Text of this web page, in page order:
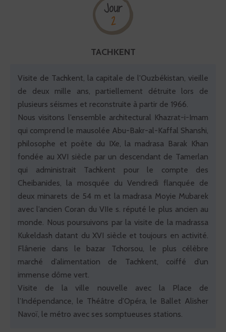
Jour
2
TACHKENT
Visite de Tachkent, la capitale de l'Ouzbékistan, vieille
de deux mille ans, partiellement détruite lors de
plusieurs séismes et reconstruite à partir de 1966.
Nous visitons l’ensemble architectural Khazrat-i-Imam
qui comprend le mausolée Abu-Bakr-al-Kaffal Shanshi,
philosophe et poète du IXe, la madrasa Barak Khan
fondée au XVI siècle par un descendant de Tamerlan
qui administrait Tachkent pour le compte des
Cheibanides, la mosquée du Vendredi flanquée de
deux minarets de 54 m et la madrasa Moyie Mubarek
avec l’ancien Coran du VIIe s. réputé le plus ancien au
monde. Nous poursuivons par la visite de la madrassa
Kukeldash datant du XVI siècle et toujours en activité.
Flânerie dans le bazar Tchorsou, le plus célèbre
marché d’alimentation de Tachkent, coiffé d’un
immense dôme vert.
Visite de la ville nouvelle avec la Place de
l’Indépendance, le Théâtre d’Opéra, le Ballet Alisher
Navoï, le métro avec ses somptueuses stations.